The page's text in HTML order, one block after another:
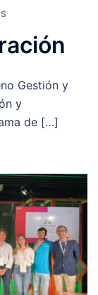
Gestión y
y
de […]